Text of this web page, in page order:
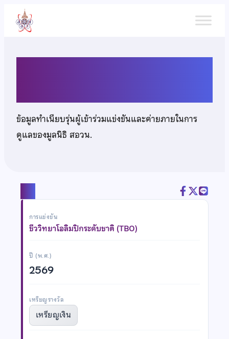
เนื้อหา
ข้อมูลทำเนียบรุ่นผู้เข้าร่วมแข่งขันและค่ายภายในการ
ดูแลของมูลนิธิ สอวน.
การแข่งขัน
ชีววิทยาโอลิมปิกระดับชาติ (TBO)
ปี (พ.ศ.)
2569
เหรียญรางวัล
เหรียญเงิน